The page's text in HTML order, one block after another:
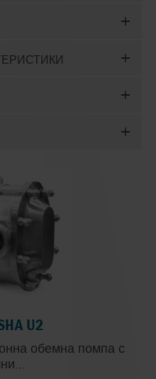
U2
обемна помпа с